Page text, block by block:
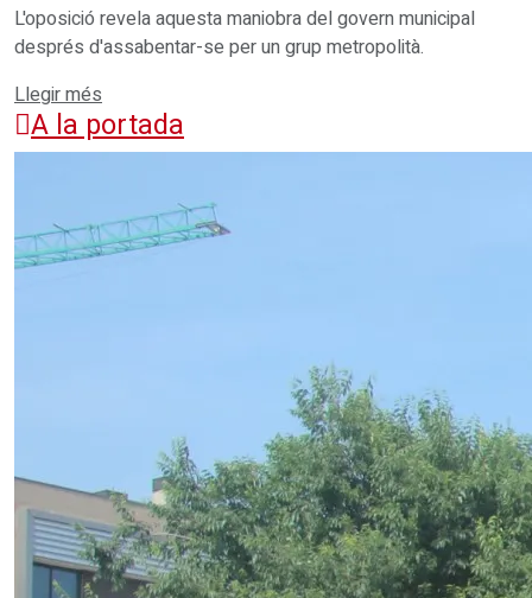
L'oposició revela aquesta maniobra del govern municipal
després d'assabentar-se per un grup metropolità.
Llegir més
A la portada